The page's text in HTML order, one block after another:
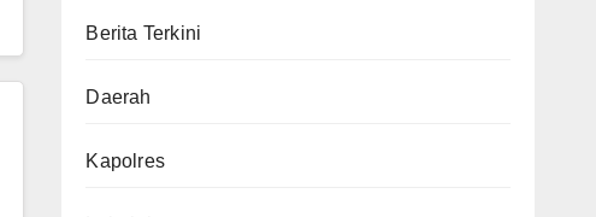
Berita Terkini
Daerah
Kapolres